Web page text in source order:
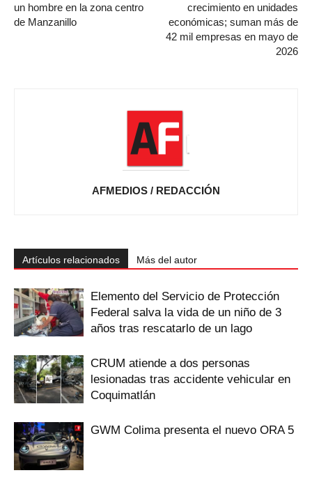
un hombre en la zona centro
de Manzanillo
crecimiento en unidades
económicas; suman más de
42 mil empresas en mayo de
2026
AFMEDIOS / REDACCIÓN
Artículos relacionados Más del autor
Elemento del Servicio de Protección
Federal salva la vida de un niño de 3
años tras rescatarlo de un lago
CRUM atiende a dos personas
lesionadas tras accidente vehicular en
Coquimatlán
GWM Colima presenta el nuevo ORA 5